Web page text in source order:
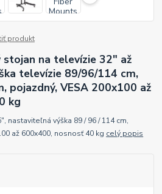
produkt
na televízie 32" až
televízie 89/96/114 cm,
pojazdný, VESA 200x100 až
kg
nastaviteľná výška 89 / 96 / 114 cm,
až 600x400, nosnosť 40 kg celý popis